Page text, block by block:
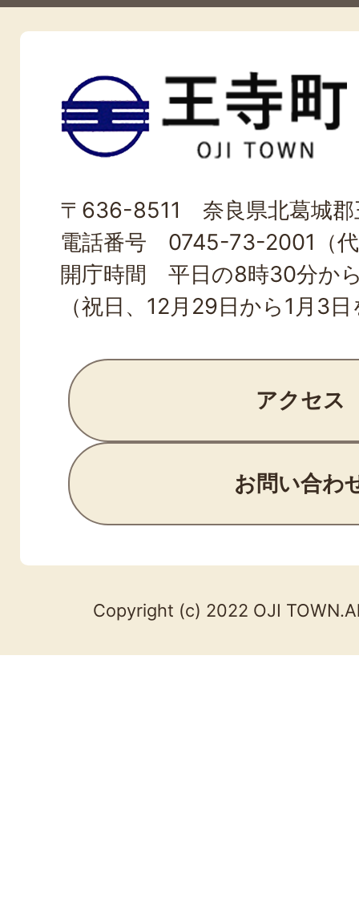
王
寺
町
TOWN
〒636-8511 奈良県北葛城郡
電話番号 0745-73-2001（
開庁時間 平日の8時30分か
（祝日、12月29日から1月3
アクセス
お問い合わ
Copyright (c) 2022 OJI